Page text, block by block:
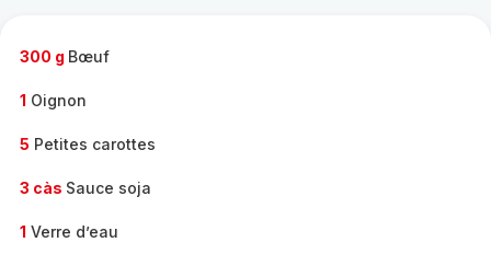
300 g Bœuf
1 Oignon
5 Petites carottes
3 càs Sauce soja
1 Verre d’eau